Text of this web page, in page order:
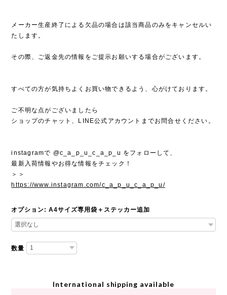
メーカー生産終了による欠品の場合は該当商品のみをキャンセルい
たします。
その際、ご返金先の情報をご提示お願いする場合がございます。
すべての方が気持ちよくお買い物できるよう、心がけております。
ご不明な点がございましたら
ショップのチャット、LINE公式アカウントまでお問合せください。
instagramで @c_a_p_u_c_a_p_u をフォローして、
最新入荷情報やお得な情報をチェック！
＞＞
https://www.instagram.com/c_a_p_u_c_a_p_u/
オプション: A4サイズ専用袋＋ステッカー追加
数量
International shipping available